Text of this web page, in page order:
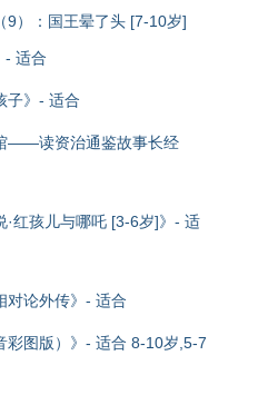
9）：国王晕了头 [7-10岁]
- 适合
子》- 适合
——读资治通鉴故事长经
·红孩儿与哪吒 [3-6岁]》- 适
对论外传》- 适合
彩图版）》- 适合 8-10岁,5-7